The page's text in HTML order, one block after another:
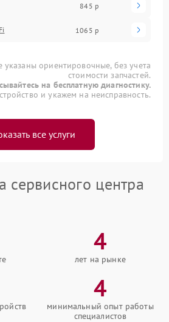
845 р
1065 р
указаны ориентировочные, без учета
стоимости запчастей.
на бесплатную диагностику.
и укажем на неисправность.
все услуги
сервисного центра
4
лет на рынке
4
минимальный опыт работы
специалистов